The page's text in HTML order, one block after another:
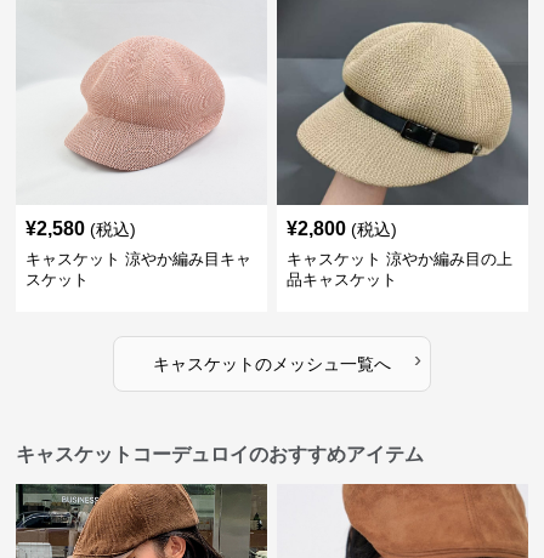
¥2,580 (税込)
キャスケット 涼やか編み目キャ
スケット
¥2,800 (税込)
キャスケット 涼やか編み目の上
品キャスケット
キャスケットのメッシュ 一覧へ ›
キャスケットコーデュロイのおすすめアイテム